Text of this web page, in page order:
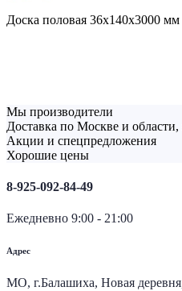
Доска половая 36х140х3000
Мы производители
Доставка по Москве и
Акции и спецпредложения
Хорошие цены
8-925-092-84-49
Ежедневно 9:00 - 21:00
Адрес
МО, г.Балашиха, Новая